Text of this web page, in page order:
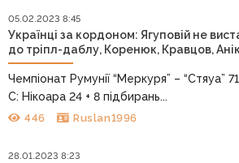
05.02.2023 8:45
Українці за кордоном: Ягуповій не
до тріпл-даблу, Коренюк, Кравцов,
Чемпіонат Румунії “Меркуря” – “Стяуа”
С: Нікоара 24 + 8 підбирань...
446 Ruslan1996
28.01.2023 8:23